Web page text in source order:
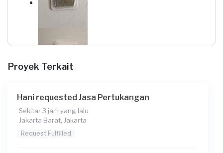
Berapa budget total untuk layanan ini?
Kurang dari Rp1.000.000
Proyek Terkait
Hani requested Jasa Pertukangan
Sekitar 3 jam yang lalu
Jakarta Barat, Jakarta
Request Fulfilled